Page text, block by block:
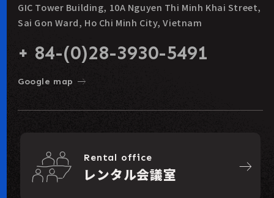
GIC Tower Building, 10A Nguyen Thi Minh Khai Street,
Sai Gon Ward, Ho Chi Minh City, Vietnam
+ 84-(0)28-3930-5491
Google map east
Rental office
レンタル会議室 east